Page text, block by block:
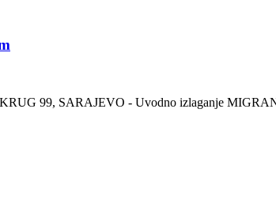
99, SARAJEVO - Uvodno izlaganje